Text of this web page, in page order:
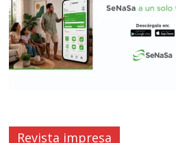
Revista impresa